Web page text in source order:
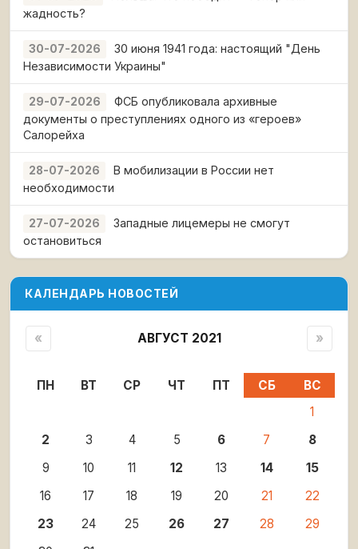
жадность?
30-07-2026
30 июня 1941 года: настоящий "День
Независимости Украины"
29-07-2026
ФСБ опубликовала архивные
документы о преступлениях одного из «героев»
Салорейха
28-07-2026
В мобилизации в России нет
необходимости
27-07-2026
Западные лицемеры не смогут
остановиться
КАЛЕНДАРЬ НОВОСТЕЙ
« АВГУСТ 2021 »
ПН ВТ СР ЧТ ПТ СБ
ВС
1
2
3 4 5 6 7
8
9
10 11 12 13 14
15
16
17 18 19 20 21
22
23
24 25 26 27 28
29